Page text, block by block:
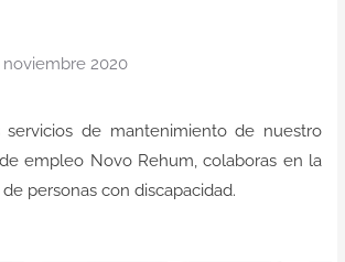
noviembre 2020
servicios de mantenimiento de nuestro
empleo Novo Rehum, colaboras en la
personas con discapacidad.